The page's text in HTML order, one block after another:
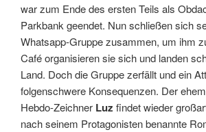
war zum Ende des ersten Teils als
Parkbank geendet. Nun schließen sich
Whatsapp-Gruppe zusammen, um ihm
Café organisieren sie sich und landen
Land. Doch die Gruppe zerfällt und ein
folgenschwere Konsequenzen. Der
Hebdo-Zeichner Luz findet wieder
nach seinem Protagonisten benannte